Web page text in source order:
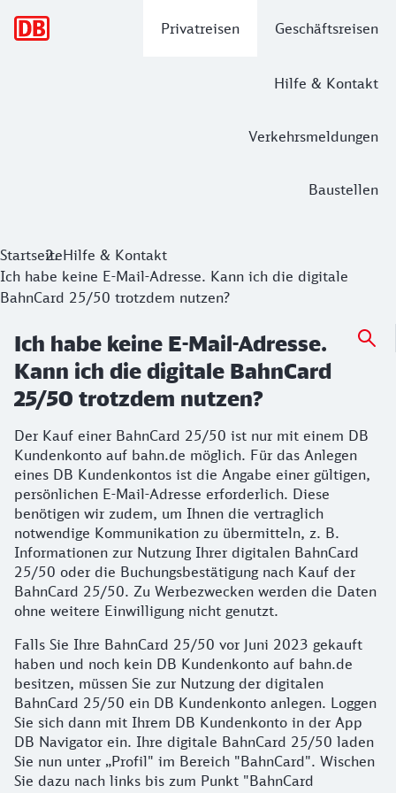
Privatreisen Geschäftsreisen
Hilfe & Kontakt
Verkehrsmeldungen
Baustellen
StartseiteHilfe & Kontakt
Ich habe keine E-Mail-Adresse. Kann ich die digitale
BahnCard 25/50 trotzdem nutzen?
Ich habe keine E-Mail-Adresse.
Kann ich die digitale BahnCard
25/50 trotzdem nutzen?
Der Kauf einer BahnCard 25/50 ist nur mit einem DB
Kundenkonto auf bahn.de möglich. Für das Anlegen
eines DB Kundenkontos ist die Angabe einer gültigen,
persönlichen E-Mail-Adresse erforderlich. Diese
benötigen wir zudem, um Ihnen die vertraglich
notwendige Kommunikation zu übermitteln, z. B.
Informationen zur Nutzung Ihrer digitalen BahnCard
25/50 oder die Buchungsbestätigung nach Kauf der
BahnCard 25/50. Zu Werbezwecken werden die Daten
ohne weitere Einwilligung nicht genutzt.
Falls Sie Ihre BahnCard 25/50 vor Juni 2023 gekauft
haben und noch kein DB Kundenkonto auf bahn.de
besitzen, müssen Sie zur Nutzung der digitalen
BahnCard 25/50 ein DB Kundenkonto anlegen. Loggen
Sie sich dann mit Ihrem DB Kundenkonto in der App
DB Navigator ein. Ihre digitale BahnCard 25/50 laden
Sie nun unter „Profil" im Bereich "BahnCard". Wischen
Sie dazu nach links bis zum Punkt "BahnCard